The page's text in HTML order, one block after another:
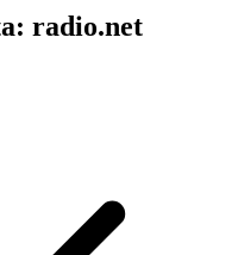
radio.net